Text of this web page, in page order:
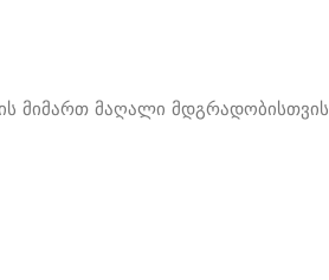
მიმართ მაღალი მდგრადობისთვის